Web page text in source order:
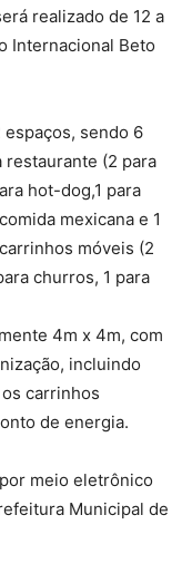
realizado de 12 a
Internacional Beto
espaços, sendo 6
restaurante (2 para
hot-dog,1 para
mexicana e 1
móveis (2
churros, 1 para
4m x 4m, com
incluindo
carrinhos
de energia.
meio eletrônico
Municipal de